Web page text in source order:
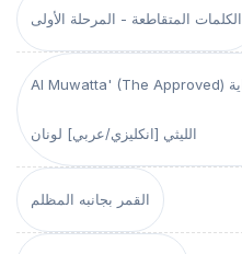
الكلمات المتقاطعة - المرحلة الأولى
Al Muwatta' (The Approved) الموطأ للإمام مالك بن أنس برواية
الليثي [انكليزي/عربي] لونان
القمر بجانبه المظلم